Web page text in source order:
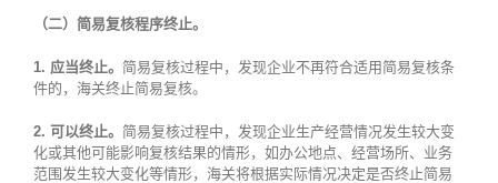
（二）简易复核程序终止。
1. 应当终止。 简易复核过程中，发现企业不再符合适用简易复核条
件的，海关终止简易复核。
2. 可以终止。 简易复核过程中，发现企业生产经营情况发生较大变
化或其他可能影响复核结果的情形，如办公地点、经营场所、业务
范围发生较大变化等情形，海关将根据实际情况决定是否终止简易